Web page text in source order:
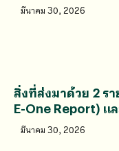
มีนาคม 30, 2026
สิ่งที่ส่งมาด้วย 2 ร
E-One Report) แ
มีนาคม 30, 2026